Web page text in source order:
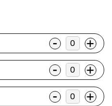
- +
- +
- +